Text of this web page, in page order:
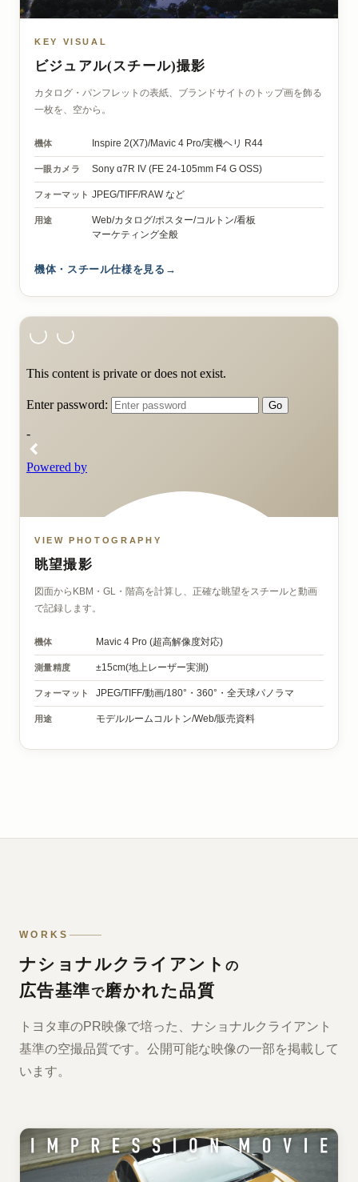
KEY VISUAL
ビジュアル(スチール)撮影
カタログ・パンフレットの表紙、ブランドサイトのトップ画を飾る
一枚を、空から。
機体 Inspire 2(X7)/Mavic 4 Pro/実機ヘリ R44
一眼カメラ Sony α7R IV (FE 24-105mm F4 G OSS)
フォーマット JPEG/TIFF/RAW など
用途
Web/カタログ/ポスター/コルトン/看板
マーケティング全般
機体・スチール仕様を見る
VIEW PHOTOGRAPHY
眺望撮影
図面からKBM・GL・階高を計算し、正確な眺望をスチールと動画
で記録します。
機体 Mavic 4 Pro (超高解像度対応)
測量精度 ±15cm(地上レーザー実測)
フォーマット JPEG/TIFF/動画/180°・360°・全天球パノラマ
用途 モデルルームコルトン/Web/販売資料
WORKS
ナショナルクライアントの
広告基準で磨かれた品質
トヨタ車のPR映像で培った、ナショナルクライアント
基準の空撮品質です。公開可能な映像の一部を掲載して
います。